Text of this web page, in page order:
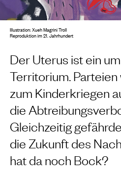
Der Uterus ist ein
Territorium.
zum Kinderkriegen
die
Gleichzeitig
die Zukunft des
hat da noch Bock?
Illustration: Xueh Magrini Troll
Reproduktion im 21. Jahrhundert